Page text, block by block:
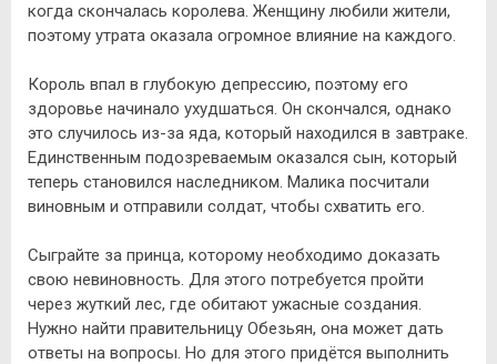
когда скончалась королева. Женщину любили жители,
поэтому утрата оказала огромное влияние на каждого.
Король впал в глубокую депрессию, поэтому его
здоровье начинало ухудшаться. Он скончался, однако
это случилось из-за яда, который находился в завтраке.
Единственным подозреваемым оказался сын, который
теперь становился наследником. Малика посчитали
виновным и отправили солдат, чтобы схватить его.
Сыграйте за принца, которому необходимо доказать
свою невиновность. Для этого потребуется пройти
через жуткий лес, где обитают ужасные создания.
Нужно найти правительницу Обезьян, она может дать
ответы на вопросы. Но для этого придётся выполнить